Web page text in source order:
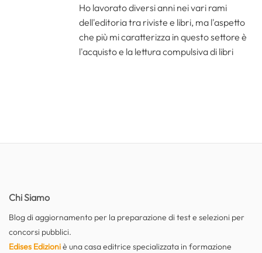
Ho lavorato diversi anni nei vari rami
dell'editoria tra riviste e libri, ma l'aspetto
che più mi caratterizza in questo settore è
l'acquisto e la lettura compulsiva di libri
Chi Siamo
Blog di aggiornamento per la preparazione di test e selezioni per
concorsi pubblici.
Edises Edizioniè una casa editrice specializzata in formazione